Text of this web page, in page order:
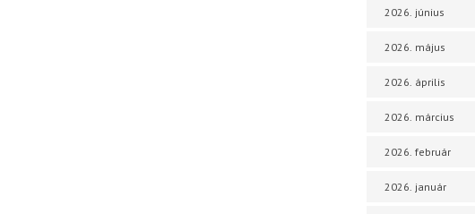
2026. június
2026. május
2026. április
2026. március
2026. február
2026. január